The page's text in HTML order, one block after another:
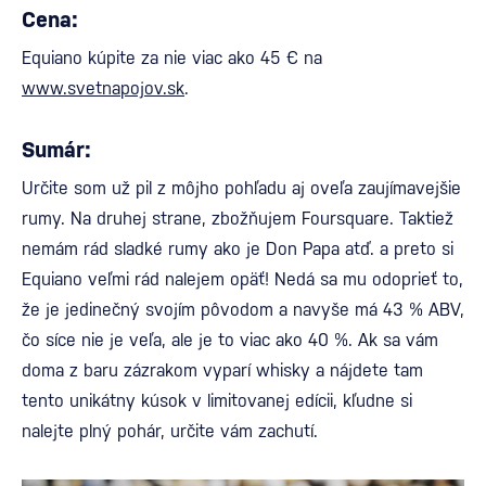
Cena:
Equiano kúpite za nie viac ako 45 € na
www.svetnapojov.sk.
Sumár:
Určite som už pil z môjho pohľadu aj oveľa zaujímavejšie
rumy. Na druhej strane, zbožňujem Foursquare. Taktiež
nemám rád sladké rumy ako je Don Papa atď. a preto si
Equiano veľmi rád nalejem opäť! Nedá sa mu odoprieť to,
že je jedinečný svojím pôvodom a navyše má 43 % ABV,
čo síce nie je veľa, ale je to viac ako 40 %. Ak sa vám
doma z baru zázrakom vyparí whisky a nájdete tam
tento unikátny kúsok v limitovanej edícii, kľudne si
nalejte plný pohár, určite vám zachutí.